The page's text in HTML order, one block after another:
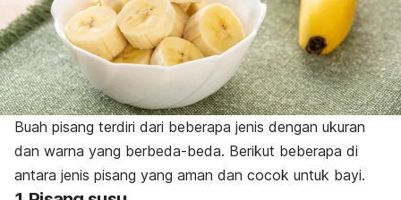
Buah pisang terdiri dari beberapa jenis dengan ukuran
dan warna yang berbeda-beda. Berikut beberapa di
antara jenis pisang yang aman dan cocok untuk bayi.